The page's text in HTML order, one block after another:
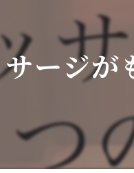
ボディケ
腰痛
美容整体
骨盤矯正
ージ